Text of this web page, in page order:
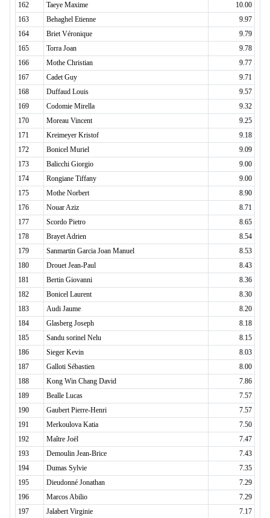
162
Taeye Maxime
10.00
163
Behaghel Etienne
9.97
164
Briet Véronique
9.79
165
Torra Joan
9.78
166
Mothe Christian
9.77
167
Cadet Guy
9.71
168
Duffaud Louis
9.57
169
Codomie Mirella
9.32
170
Moreau Vincent
9.25
171
Kreimeyer Kristof
9.18
172
Bonicel Muriel
9.09
173
Balicchi Giorgio
9.00
174
Rongiane Tiffany
9.00
175
Mothe Norbert
8.90
176
Nouar Aziz
8.71
177
Scordo Pietro
8.65
178
Brayet Adrien
8.54
179
Sanmartin Garcia Joan Manuel
8.53
180
Drouet Jean-Paul
8.43
181
Bertin Giovanni
8.36
182
Bonicel Laurent
8.30
183
Audi Jaume
8.20
184
Glasberg Joseph
8.18
185
Sandu sorinel Nelu
8.15
186
Sieger Kevin
8.03
187
Galloti Sébastien
8.00
188
Kong Win Chang David
7.86
189
Bealle Lucas
7.57
190
Gaubert Pierre-Henri
7.57
191
Merkoulova Katia
7.50
192
Maître Joël
7.47
193
Demoulin Jean-Brice
7.43
194
Dumas Sylvie
7.35
195
Dieudonné Jonathan
7.29
196
Marcos Abilio
7.29
197
Jalabert Virginie
7.17